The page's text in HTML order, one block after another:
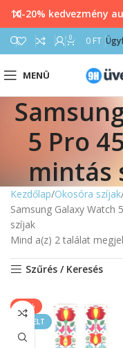
0 0 FT
MENÜ
5 Pro
mintás
Kezdőlap Okosóra szíjak
Samsung Galaxy Watch
szíjak
Mind a(z) 2 találat
Szűrés / Keresés
-33%
KIEMELT
10-20% kedvezmény